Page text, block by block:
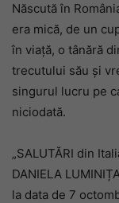
Născută în
era mică, de un
în viață, o tânără
trecutului său și
singurul lucru pe
niciodată.
„SALUTĂRI din
DANIELA
la data de 7